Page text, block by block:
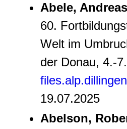
Abele,
60.
Welt im
der Donau, 4.-
19.07.2025
Abelson,